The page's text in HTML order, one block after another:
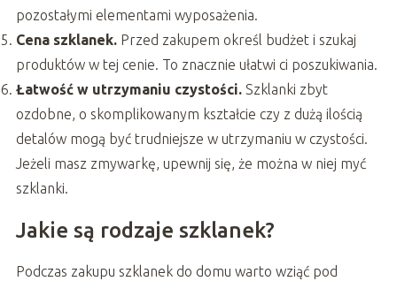
pozostałymi elementami wyposażenia.
Cena szklanek.Przed zakupem określ budżet i szukaj
produktów w tej cenie. To znacznie ułatwi ci poszukiwania.
Łatwość w utrzymaniu czystości.Szklanki zbyt
ozdobne, o skomplikowanym kształcie czy z dużą ilością
detalów mogą być trudniejsze w utrzymaniu w czystości.
Jeżeli masz zmywarkę, upewnij się, że można w niej myć
szklanki.
Jakie są rodzaje szklanek?
Podczas zakupu szklanek do domu warto wziąć pod